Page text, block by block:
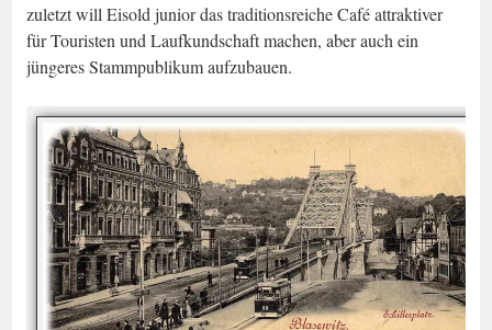
zuletzt will Eisold junior das traditionsreiche Café attraktiver
für Touristen und Laufkundschaft machen, aber auch ein
jüngeres Stammpublikum aufzubauen.